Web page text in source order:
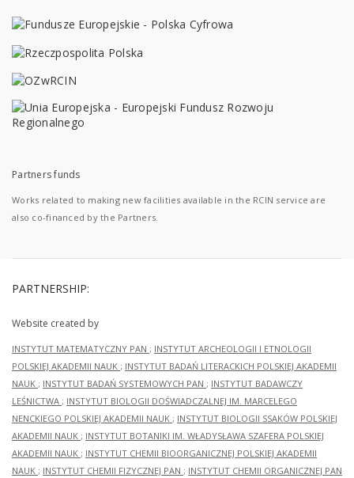
Partners funds
Works related to making new facilities available in the RCIN service are
also co-financed by the Partners.
PARTNERSHIP:
Website created by
INSTYTUT MATEMATYCZNY PAN ; INSTYTUT ARCHEOLOGII I ETNOLOGII
POLSKIEJ AKADEMII NAUK ; INSTYTUT BADAŃ LITERACKICH POLSKIEJ AKADEMII
NAUK ; INSTYTUT BADAŃ SYSTEMOWYCH PAN ; INSTYTUT BADAWCZY
LEŚNICTWA ; INSTYTUT BIOLOGII DOŚWIADCZALNEJ IM. MARCELEGO
NENCKIEGO POLSKIEJ AKADEMII NAUK ; INSTYTUT BIOLOGII SSAKÓW POLSKIEJ
AKADEMII NAUK ; INSTYTUT BOTANIKI IM. WŁADYSŁAWA SZAFERA POLSKIEJ
AKADEMII NAUK ; INSTYTUT CHEMII BIOORGANICZNEJ POLSKIEJ AKADEMII
NAUK ; INSTYTUT CHEMII FIZYCZNEJ PAN ; INSTYTUT CHEMII ORGANICZNEJ PAN